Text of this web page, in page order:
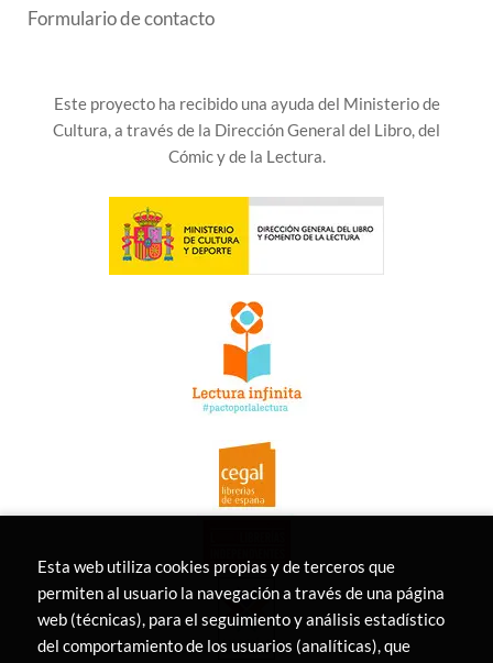
Formulario de contacto
Este proyecto ha recibido una ayuda del Ministerio de
Cultura, a través de la Dirección General del Libro, del
Cómic y de la Lectura.
Esta web utiliza cookies propias y de terceros que
permiten al usuario la navegación a través de una página
web (técnicas), para el seguimiento y análisis estadístico
del comportamiento de los usuarios (analíticas), que